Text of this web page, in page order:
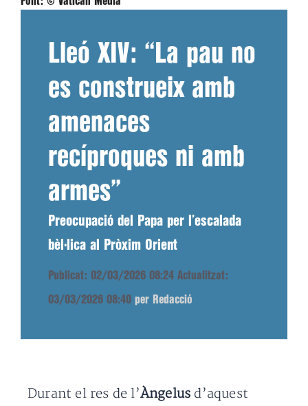
Lleó XIV: “La pau no
es construeix amb
amenaces
recíproques ni amb
armes”
Preocupació del Papa per l’escalada
bèl·lica al Pròxim Orient
Publicat: 02/03/2026 08:24 Actualitzat:
03/03/2026 08:40 per Redacció
Durant el res de l’Àngelus d’aquest